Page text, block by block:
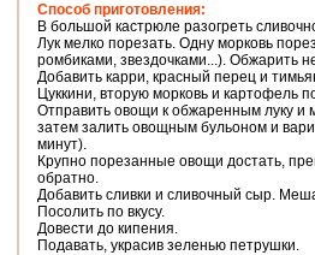
Способ приготовления:
В большой кастрюле разогреть
Лук мелко порезать. Одну морковь
ромбиками, звездочками...). Обжарить
Добавить карри, красный перец и
Цуккини, вторую морковь и картофель
Отправить овощи к обжаренным луку и
затем залить овощным бульоном и
минут).
Крупно порезанные овощи достать,
обратно.
Добавить сливки и сливочный сыр.
Посолить по вкусу.
Довести до кипения.
Подавать, украсив зеленью петрушки.